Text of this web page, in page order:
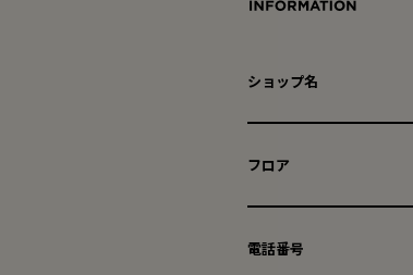
ショップ名
フロア
電話番号